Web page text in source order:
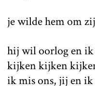
je wilde hem om
hij wil oorlog en ik
kijken kijken
ik mis ons, jij en